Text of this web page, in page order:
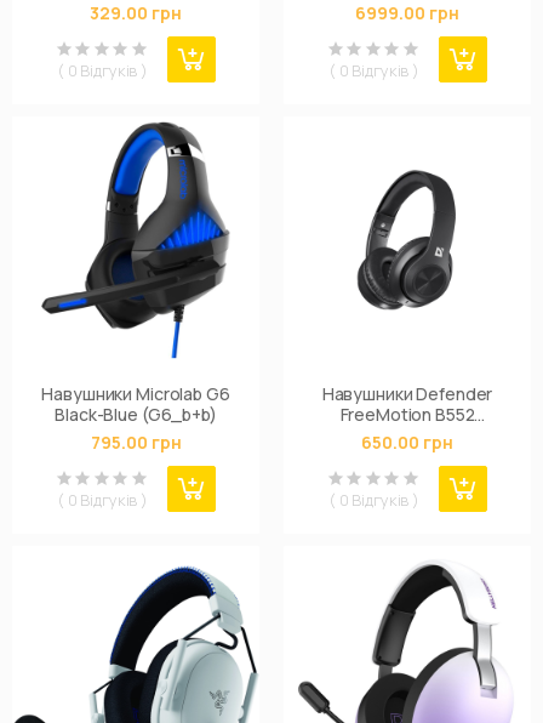
CHSC1BY)
329.00 грн
( 0 Відгуків )
6999.00 грн
( 0 Відгуків )
Навушники Microlab G6
Black-Blue (G6_b+b)
795.00 грн
( 0 Відгуків )
Навушники Defender
FreeMotion B552
Bluetooth Black (63552)
650.00 грн
( 0 Відгуків )